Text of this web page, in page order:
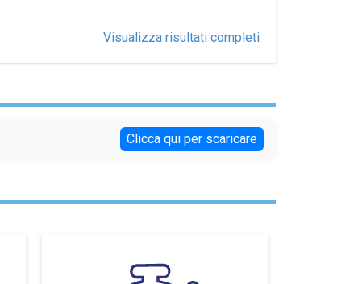
Visualizza risultati completi
Clicca qui per scaricare